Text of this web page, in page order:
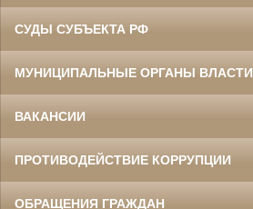
СУДЫ СУБЪЕКТА РФ
МУНИЦИПАЛЬНЫЕ ОРГАНЫ ВЛАСТИ
ВАКАНСИИ
ПРОТИВОДЕЙСТВИЕ КОРРУПЦИИ
ОБРАЩЕНИЯ ГРАЖДАН